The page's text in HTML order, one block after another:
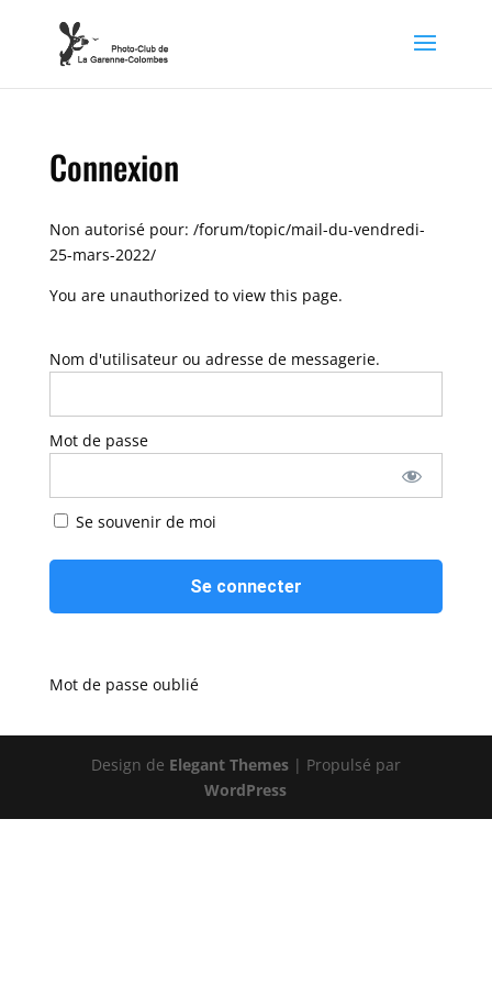
Connexion
Non autorisé pour: /forum/topic/mail-du-vendredi-
25-mars-2022/
You are unauthorized to view this page.
Nom d'utilisateur ou adresse de messagerie.
Mot de passe
Se souvenir de moi
Mot de passe oublié
Design de Elegant Themes| Propulsé par
WordPress